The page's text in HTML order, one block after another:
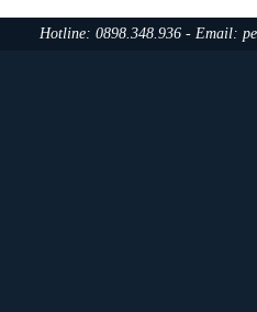
Hotline: 0898.348.936 - Email: